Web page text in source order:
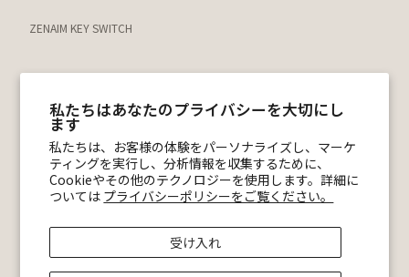
私たちはあなたのプライバシーを大切にし
ます
私たちは、お客様の体験をパーソナライズし、マーケ
ティングを実行し、分析情報を収集するために、
Cookieやその他のテクノロジーを使用します。詳細に
ついては プライバシーポリシーをご覧ください。
受け入れ
ZENAIM KEY SWITCH
プライバシーポリシー
利用規約
特定商取引法に基づく表記
ショッピングガイド
ZENAIM 公式Discord